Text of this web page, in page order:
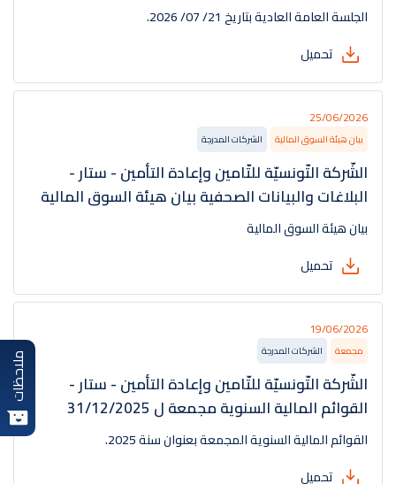
الجلسة العامة العادية بتاريخ 21/ 07/ 2026.
تحميل
25/06/2026
بيان هيئة السوق المالية الشركات المدرجة
الشّركة التّونسيّة للتّامين وإعادة التأمين - ستار -
البلاغات والبيانات الصحفية بيان هيئة السوق المالية
بيان هيئة السوق المالية
تحميل
19/06/2026
مجمعة الشركات المدرجة
الشّركة التّونسيّة للتّامين وإعادة التأمين - ستار -
القوائم المالية السنوية مجمعة ل ‎31/12/2025‎
القوائم المالية السنوية المجمعة بعنوان سنة 2025.
تحميل
ملاحظات